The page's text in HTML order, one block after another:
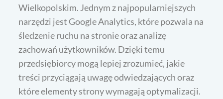
Wielkopolskim. Jednym z najpopularniejszych
narzędzi jest Google Analytics, które pozwala na
śledzenie ruchu na stronie oraz analizę
zachowań użytkowników. Dzięki temu
przedsiębiorcy mogą lepiej zrozumieć, jakie
treści przyciągają uwagę odwiedzających oraz
które elementy strony wymagają optymalizacji.